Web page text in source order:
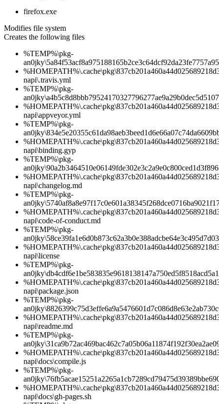
firefox.exe
Modifies file system
Creates the following files
%TEMP%\pkg-
napi\.travis.yml
%TEMP%\pkg-
napi\appveyor.yml
%TEMP%\pkg-
napi\binding.gyp
%TEMP%\pkg-
napi\changelog.md
%TEMP%\pkg-
napi\code-of-conduct.md
%TEMP%\pkg-
napi\license
%TEMP%\pkg-
napi\package.json
%TEMP%\pkg-
napi\readme.md
%TEMP%\pkg-
napi\docs\compile.js
%TEMP%\pkg-
napi\docs\gh-pages.sh